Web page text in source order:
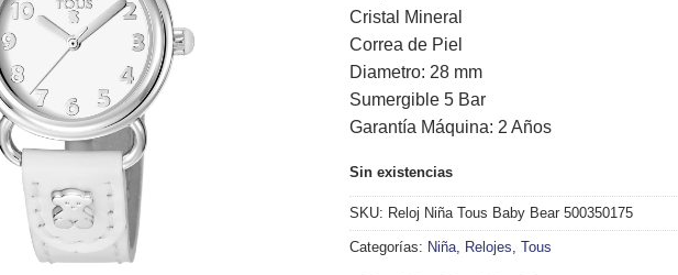
Cristal Mineral
Correa de Piel
Diametro: 28 mm
Sumergible 5 Bar
Garantía Máquina: 2 Años
Sin existencias
SKU: Reloj Niña Tous Baby Bear 500350175
Categorías: Niña Relojes Tous